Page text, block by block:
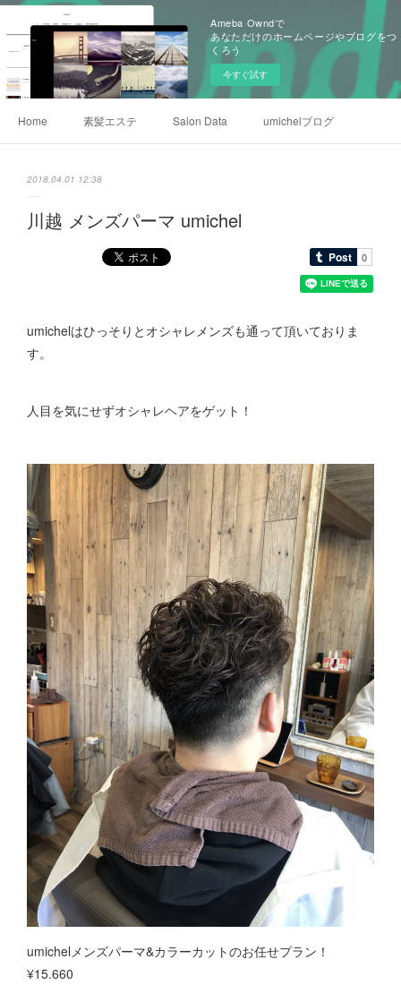
Ameba Owndで
あなただけのホームページやブログをつ
くろう
今すぐ試す
Home 素髪エステ Salon Data umichelブログ
2018.04.01 12:38
川越 メンズパーマ umichel
umichelはひっそりとオシャレメンズも通って頂いておりま
す。
人目を気にせずオシャレヘアをゲット！
umichelメンズパーマ&カラーカットのお任せプラン！
¥15.660